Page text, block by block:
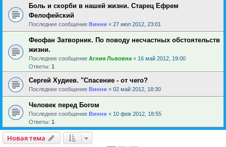
Боль и скорби в нашей жизни. Старец Ефрем
Фелофейский
Последнее сообщение Винни « 27 июл 2012, 23:01
Феофан Затворник. По поводу несчастных обстоятельств
жизни.
Последнее сообщение Агния Львовна « 16 май 2012, 19:00
Ответы: 1
Сергей Худиев. "Спасение - от чего?
Последнее сообщение Винни « 02 май 2012, 18:30
Человек перед Богом
Последнее сообщение Винни « 10 фев 2012, 18:55
Ответы: 1
Новая тема